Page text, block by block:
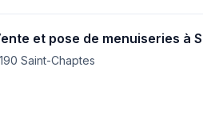
et pose de menuiseries à
Saint-Chaptes